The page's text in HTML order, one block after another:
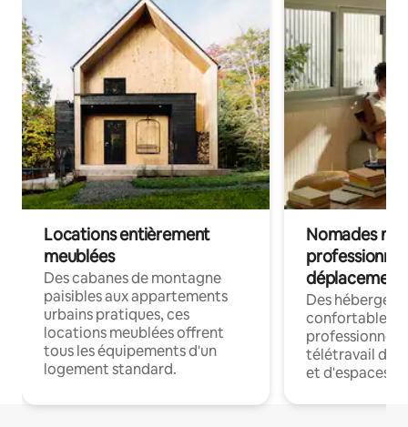
Locations entièrement
meublées
Des cabanes de montagne
paisibles aux appartements
urbains pratiques, ces
locations meublées offrent
tous les équipements d'un
logement standard.
Nomades
déplacement
Des
confortables
professionnels
télétravail
et d'espaces